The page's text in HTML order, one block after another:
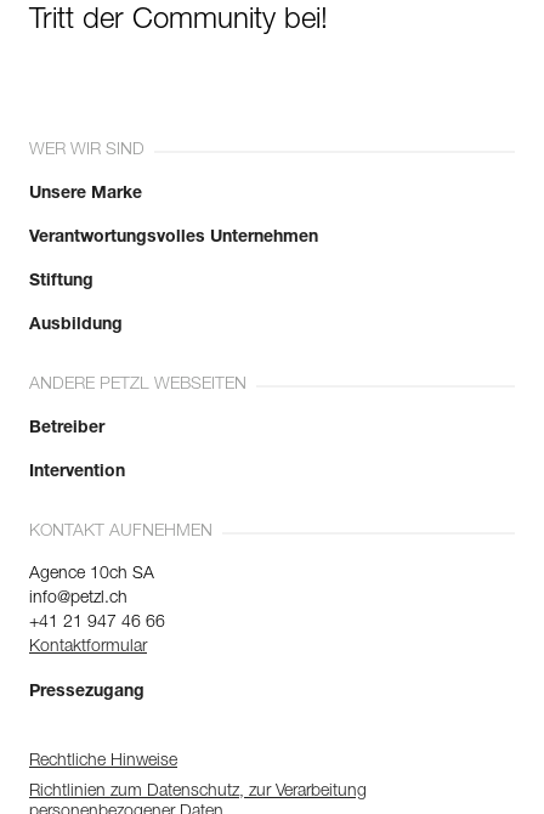
Tritt der Community bei!
WER WIR SIND
Unsere Marke
Verantwortungsvolles Unternehmen
Stiftung
Ausbildung
ANDERE PETZL WEBSEITEN
Betreiber
Intervention
KONTAKT AUFNEHMEN
Agence 10ch SA
info@petzl.ch
+41 21 947 46 66
Kontaktformular
Pressezugang
Rechtliche Hinweise
Richtlinien zum Datenschutz, zur Verarbeitung